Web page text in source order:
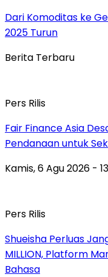
Dari Komoditas ke
2025 Turun
Berita Terbaru
Pers Rilis
Fair Finance Asia
Pendanaan untuk
Kamis, 6 Agu 2026 -
Pers Rilis
Shueisha Perluas
MILLION, Platform
Bahasa